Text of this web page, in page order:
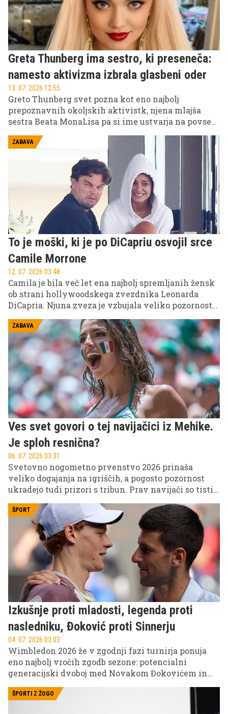
Greta Thunberg ima sestro, ki preseneča:
namesto aktivizma izbrala glasbeni oder
13. 07. 2026 12.55
Greto Thunberg svet pozna kot eno najbolj
prepoznavnih okoljskih aktivistk, njena mlajša
sestra Beata MonaLisa pa si ime ustvarja na povsem
drugem področju. Namesto protestnih govorov je
izbrala glasbo, oder in umetniški izraz.
ZABAVA
To je moški, ki je po DiCapriu osvojil srce
Camile Morrone
12. 07. 2026 03.48
Camila je bila več let ena najbolj spremljanih žensk
ob strani hollywoodskega zvezdnika Leonarda
DiCapria. Njuna zveza je vzbujala veliko pozornosti
predvsem zaradi starostne razlike – igralec je bil od
nje starejši kar 23 let. Po razhodu je 29-letna igralka
in manekenka novo srečo našla v objemu mlajšega
moškega.
ZABAVA
Ves svet govori o tej navijačici iz Mehike.
Je sploh resnična?
06. 07. 2026 03.31
Svetovno nogometno prvenstvo 2026 prinaša
veliko dogajanja na igriščih, a pogosto pozornost
ukradejo tudi prizori s tribun. Prav navijači so tisti,
poskrbijo za viralne trenutke, ki hitro obkrožijo
ŠPORT
Izkušnje proti mladosti, legenda proti
nasledniku, Đoković proti Sinnerju
04. 07. 2026 03.03
Wimbledon 2026 že v zgodnji fazi turnirja ponuja
eno najbolj vročih zgodb sezone: potencialni
generacijski dvoboj med Novakom Đokovićem in
simbol prehoda med dvema obdobjema moškega
ŠPORTI Z ŽOGO